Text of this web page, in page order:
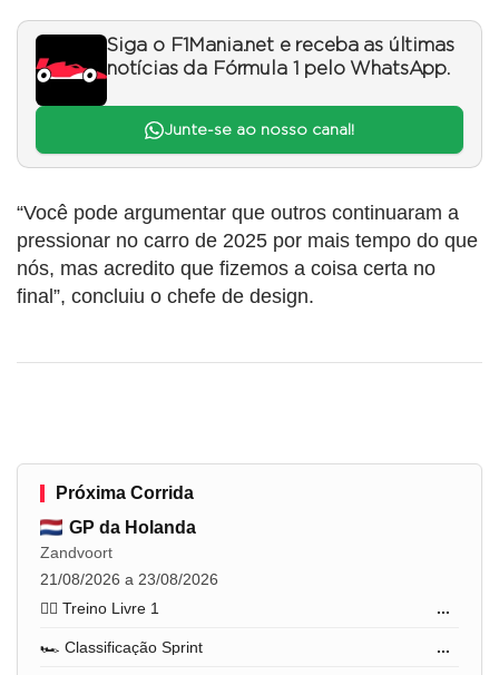
Siga o F1Mania.net e receba as últimas
notícias da Fórmula 1 pelo WhatsApp.
Junte-se ao nosso canal!
“Você pode argumentar que outros continuaram a
pressionar no carro de 2025 por mais tempo do que
nós, mas acredito que fizemos a coisa certa no
final”, concluiu o chefe de design.
Próxima Corrida
GP da Holanda
Zandvoort
21/08/2026 a 23/08/2026
🏋️‍♂️ Treino Livre 1
...
🏎️ Classificação Sprint ...